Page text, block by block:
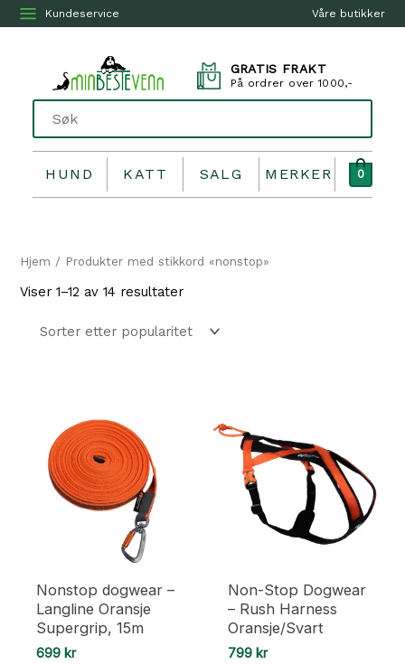
Våre butikker
Kundeservice
GRATIS FRAKT
På ordrer over 1000,-
HUND KATT SALG MERKER 0
Hjem / Produkter med stikkord «nonstop»
Viser 1–12 av 14 resultaterSortert
Nonstop dogwear –
Langline Oransje
Supergrip, 15m
699 kr
Non-Stop Dogwear
– Rush Harness
Oransje/Svart
799 kr